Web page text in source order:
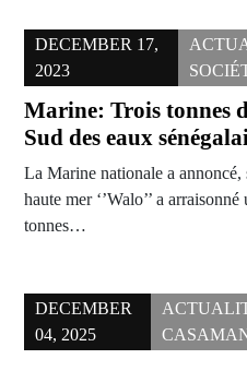
DECEMBER 17,
2023
Marine: Trois tonnes
Sud des eaux
La Marine nationale a
haute mer ‘’Walo’’ a
tonnes…
DECEMBER
04, 2025